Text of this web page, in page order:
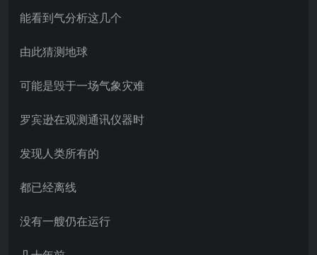
能看到气分析这几个
由此猜测地球
可能是毁于一场气象灾难
罗宾逊在观测通讯仪器时
发现人类所有的
都已经离线
没有一艘仍在运行